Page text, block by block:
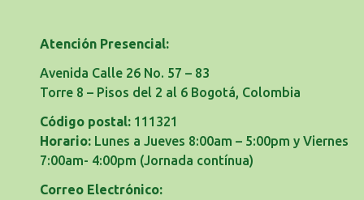
Atención Presencial:
Avenida Calle 26 No. 57 – 83
Torre 8 – Pisos del 2 al 6 Bogotá, Colombia
Código postal:111321
Horario:Lunes a Jueves 8:00am – 5:00pm y Viernes
7:00am- 4:00pm (Jornada contínua)
Correo Electrónico: